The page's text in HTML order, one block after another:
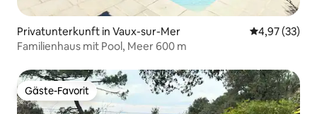
Privatunterkunft in Vaux-sur-Mer
4,97 (33)
Familienhaus mit Pool, Meer 600 m
Gäste-Favorit
Gäste-Favorit